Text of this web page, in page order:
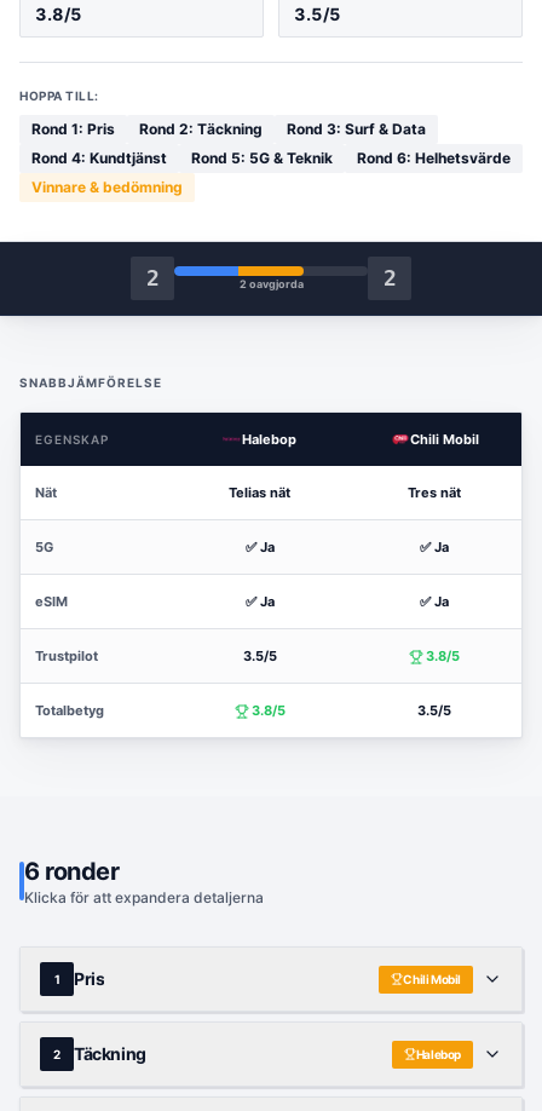
3.8/5 3.5/5
HOPPA TILL:
Rond 1: Pris Rond 2: Täckning Rond 3: Surf & Data
Rond 4: Kundtjänst Rond 5: 5G & Teknik Rond 6: Helhetsvärde
Vinnare & bedömning
2 2 oavgjorda 2
SNABBJÄMFÖRELSE
EGENSKAP Halebop Chili Mobil
Nät Telias nät Tres nät
5G ✅ Ja ✅ Ja
eSIM ✅ Ja ✅ Ja
Trustpilot 3.5/5 3.8/5
Totalbetyg 3.8/5 3.5/5
6ronder
Klicka för att expandera detaljerna
1 Pris Chili Mobil
2 Täckning Halebop